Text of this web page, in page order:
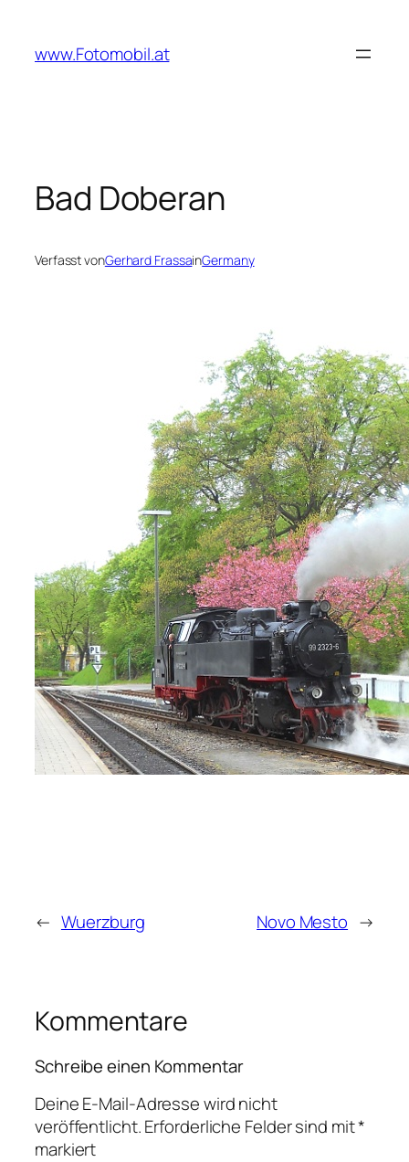
springen
www.Fotomobil.at
Bad Doberan
Verfasst vonGerhard FrassainGermany
← Wuerzburg Novo Mesto →
Kommentare
Schreibe einen Kommentar
Deine E-Mail-Adresse wird nicht
veröffentlicht.Erforderliche Felder sind mit*
markiert